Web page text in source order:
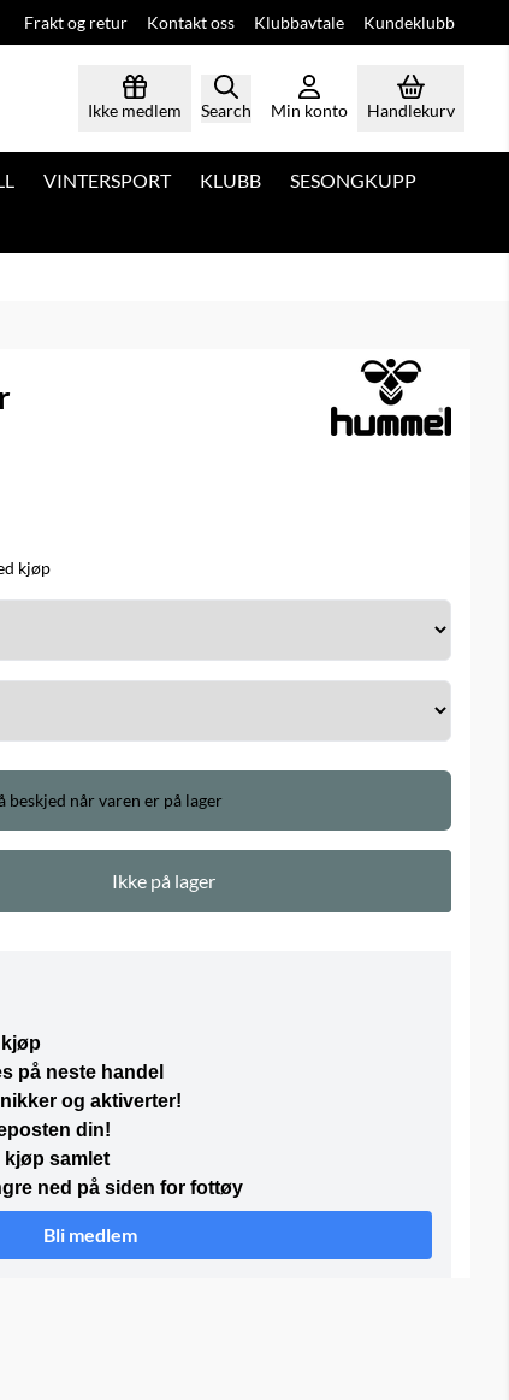
Frakt og retur Kontakt oss Klubbavtale Kundeklubb
Ikke medlem Search Min konto Handlekurv
VINTERSPORT KLUBB
SESONGKUPP
kjøp
beskjed når varen er på lager
Ikke på lager
kjøp
på neste handel
og aktiverter!
din!
kjøp samlet
ned på siden for fottøy
Bli medlem